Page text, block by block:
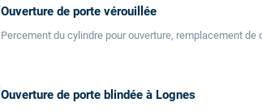
Ouverture de porte vérouillée
Percement du cylindre pour ouverture, remplacement de
Ouverture de porte blindée à Lognes